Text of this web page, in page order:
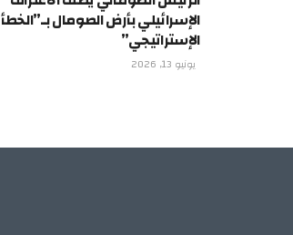
الإسرائيلي بأرض الصومال بـ”الخطأ
الإستراتيجي”
يونيو 13, 2026